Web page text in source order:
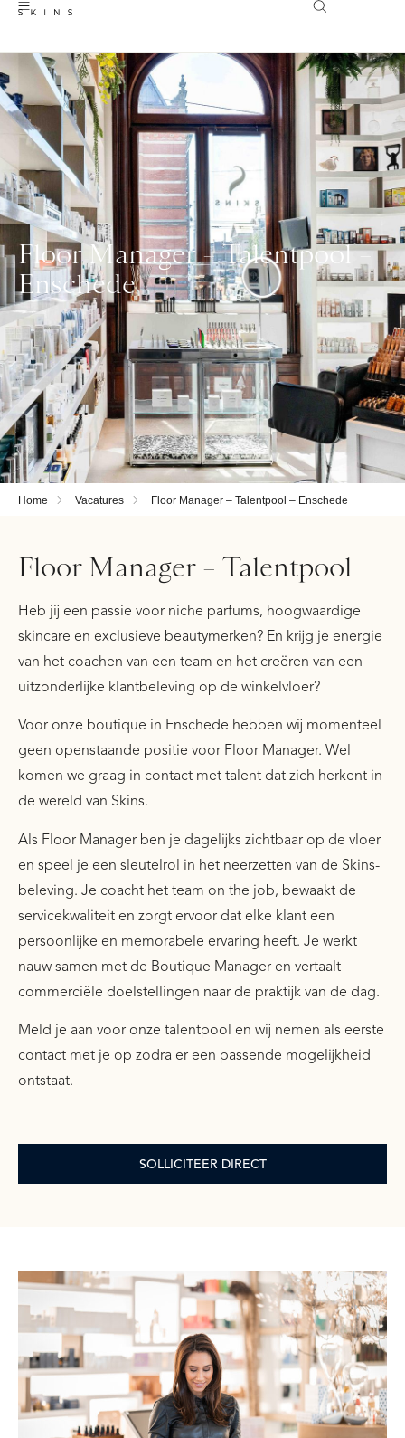
Floor Manager – Talentpool –
Enschede
Home Vacatures Floor Manager – Talentpool – Enschede
Floor Manager – Talentpool
Heb jij een passie voor niche parfums, hoogwaardige
skincare en exclusieve beautymerken? En krijg je energie
van het coachen van een team en het creëren van een
uitzonderlijke klantbeleving op de winkelvloer?
Voor onze boutique in Enschede hebben wij momenteel
geen openstaande positie voor Floor Manager. Wel
komen we graag in contact met talent dat zich herkent in
de wereld van Skins.
Als Floor Manager ben je dagelijks zichtbaar op de vloer
en speel je een sleutelrol in het neerzetten van de Skins-
beleving. Je coacht het team on the job, bewaakt de
servicekwaliteit en zorgt ervoor dat elke klant een
persoonlijke en memorabele ervaring heeft. Je werkt
nauw samen met de Boutique Manager en vertaalt
commerciële doelstellingen naar de praktijk van de dag.
Meld je aan voor onze talentpool en wij nemen als eerste
contact met je op zodra er een passende mogelijkheid
ontstaat.
SOLLICITEER DIRECT